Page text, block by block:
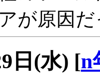
が原因
日(水) [n